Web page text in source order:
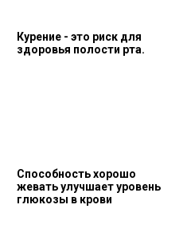
Курение - это риск для
здоровья полости рта.
Способность хорошо
жевать улучшает уровень
глюкозы в крови